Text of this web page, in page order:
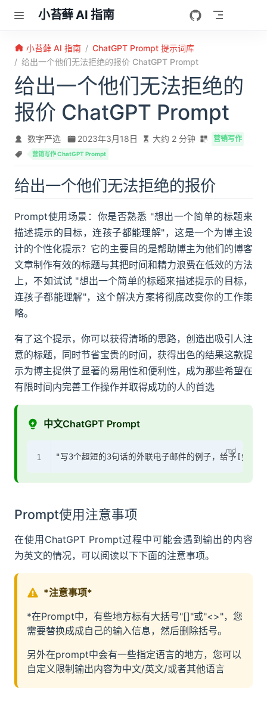
跳至主要內容小苔藓 AI 指南
小苔藓 AI 指南
ChatGPT Prompt 提示词库
给出一个他们无法拒绝的报价 ChatGPT Prompt
给出一个他们无法拒绝的
报价 ChatGPT Prompt
数字严选 2023年3月18日 大约 2 分钟 营销写作
营销写作 ChatGPT Prompt
给出一个他们无法拒绝的报价
Prompt使用场景：你是否熟悉 "想出一个简单的标题来
描述提示的目标，连孩子都能理解"，这是一个为博主设
计的个性化提示？它的主要目的是帮助博主为他们的博客
文章制作有效的标题与其把时间和精力浪费在低效的方法
上，不如试试 "想出一个简单的标题来描述提示的目标，
连孩子都能理解"，这个解决方案将彻底改变你的工作策
略。
有了这个提示，你可以获得清晰的思路，创造出吸引人注
意的标题，同时节省宝贵的时间，获得出色的结果这款提
示为博主提供了显著的易用性和便利性，成为那些希望在
有限时间内完善工作操作并取得成功的人的首选
中文ChatGPT Prompt
Prompt使用注意事项
在使用ChatGPT Prompt过程中可能会遇到输出的内容
为英文的情况，可以阅读以下下面的注意事项。
*注意事项*
*在Prompt中，有些地方标有大括号"[]"或"<>"，您
需要替换成成自己的输入信息，然后删除括号。
另外在prompt中会有一些指定语言的地方，您可以
自定义限制输出内容为中文/英文/或者其他语言